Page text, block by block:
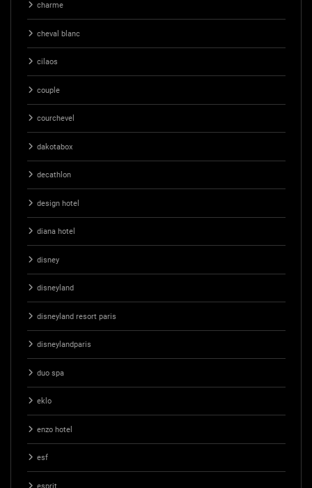
charme
cheval blanc
cilaos
couple
courchevel
dakotabox
decathlon
design hotel
diana hotel
disney
disneyland
disneyland resort paris
disneylandparis
duo spa
eklo
enzo hotel
esf
esprit